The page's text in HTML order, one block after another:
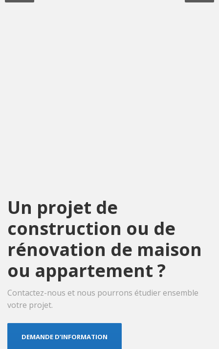
Un projet de
construction ou de
rénovation de maison
ou appartement ?
Contactez-nous et nous pourrons étudier ensemble
votre projet.
DEMANDE D’INFORMATION